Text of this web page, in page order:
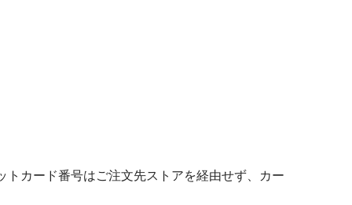
カード番号はご注文先ストアを経由せず、カー